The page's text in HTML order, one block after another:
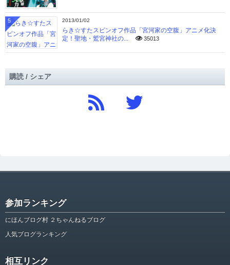
2013/01/02
らき☆すたスピンオフ作品「宮河家の空腹」アニメ化決
定！聖地・鷲宮神社の...
35013
5
購読 / シェア
参加ランキング
にほんブログ村 ２ちゃんねるブログ
人気ブログランキング
相互リンク